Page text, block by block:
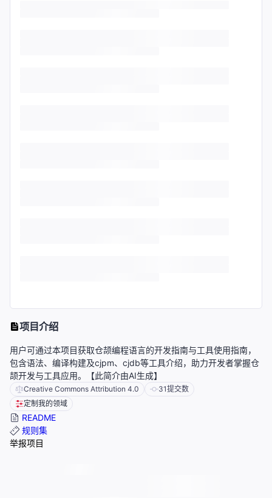
项目介绍
用户可通过本项目获取仓颉编程语言的开发指南与工具使用指南，
包含语法、编译构建及cjpm、cjdb等工具介绍，助力开发者掌握仓
颉开发与工具应用。【此简介由AI生成】
Creative Commons Attribution 4.0 31提交数
定制我的领域
README
规则集
举报项目